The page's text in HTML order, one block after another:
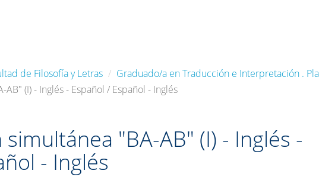
de Filosofía y Letras
Graduado/a en Traducción e Interpretación .
(I) - Inglés - Español / Español - Inglés
"BA-AB" (I) - Inglés -
- Inglés